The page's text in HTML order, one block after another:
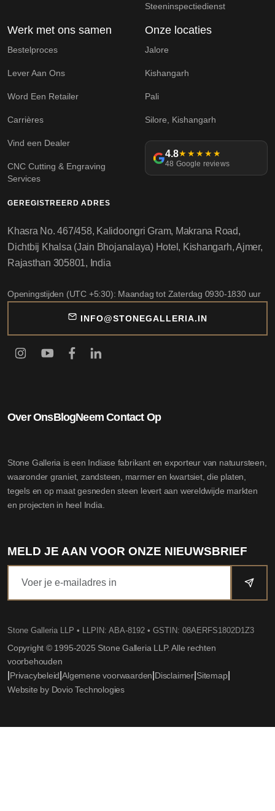
Steeninspectiedienst
Werk met ons samen
Bestelproces
Lever Aan Ons
Word Een Retailer
Carrières
Vind een Dealer
CNC Cutting & Engraving
Services
Onze locaties
Jalore
Kishangarh
Pali
Silore, Kishangarh
4.8★★★★★
48 Google reviews
Over OnsBlogNeem Contact Op
Stone Galleria is een Indiase fabrikant en exporteur van natuursteen,
waaronder graniet, zandsteen, marmer en kwartsiet, die platen,
tegels en op maat gesneden steen levert aan wereldwijde markten
en projecten in heel India.
MELD JE AAN VOOR ONZE NIEUWSBRIEF
Stone Galleria LLP • LLPIN: ABA-8192 • GSTIN: 08AERFS1802D1Z3
Copyright © 1995-2025 Stone Galleria LLP. Alle rechten
voorbehouden
Privacybeleid |Algemene voorwaarden Disclaimer Sitemap|
Website by Dovio Technologies
GEREGISTREERD ADRES
Khasra No. 467/458, Kalidoongri Gram, Makrana Road,
Dichtbij Khalsa (Jain Bhojanalaya) Hotel, Kishangarh, Ajmer,
Rajasthan 305801, India
Openingstijden (UTC +5:30): Maandag tot Zaterdag 0930-1830 uur
INFO@STONEGALLERIA.IN